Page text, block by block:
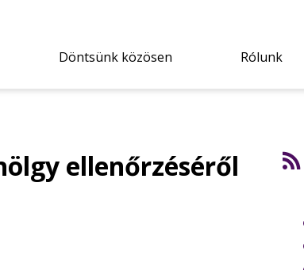
Döntsünk közösen Rólunk
ellenőrzéséről